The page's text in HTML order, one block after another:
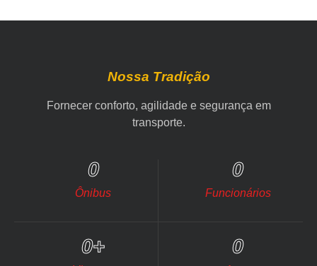
Ônibus
0
Funcionários
0
0+ 0
Nossa Tradição
Fornecer conforto, agilidade e segurança em
transporte.